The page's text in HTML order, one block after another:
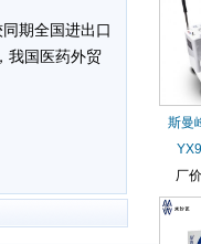
期全国进出口
我国医药外贸
斯曼
厂